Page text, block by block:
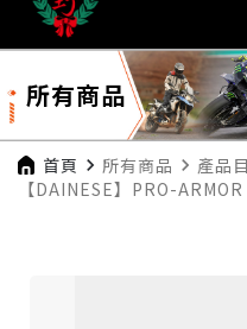
所有商品
首頁 navigate_next 所有商品 navigate_next 產品
【DAINESE】PRO-